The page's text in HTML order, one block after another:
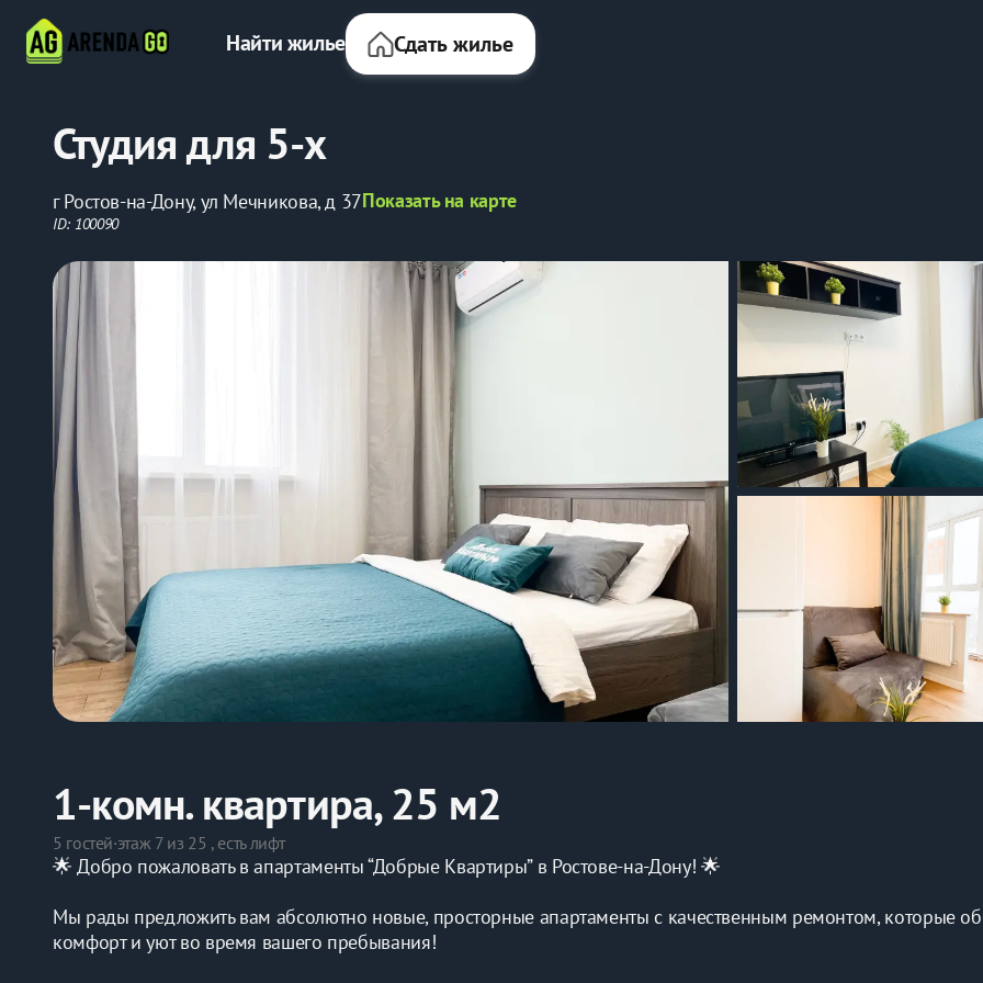
Найти жилье Сдать жилье
Студия для 5-х
г Ростов-на-Дону, ул Мечникова, д 37Показать на карте
ID: 100090
1-комн. квартира, 25 м2
5 гостей·этаж 7 из 25 , есть лифт
🌟 Добро пожаловать в апартаменты “Добрые Квартиры” в Ростове-на-Дону! 🌟
Мы рады предложить вам абсолютно новые, просторные апартаменты с качественным ремонтом, которые
комфорт и уют во время вашего пребывания!